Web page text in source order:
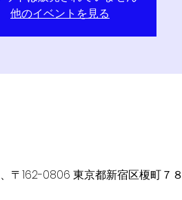
他のイベントを見る
162-0806 東京都新宿区榎町７８